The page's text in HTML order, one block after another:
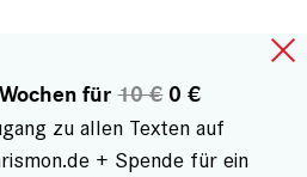
für10 €0 €
zu allen Texten auf
+ Spende für ein